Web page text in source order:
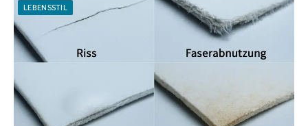
LEBENSSTIL